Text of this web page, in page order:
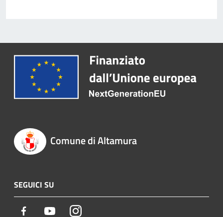
Comune di Altamura
SEGUICI SU
Facebook YoutubeInstagram